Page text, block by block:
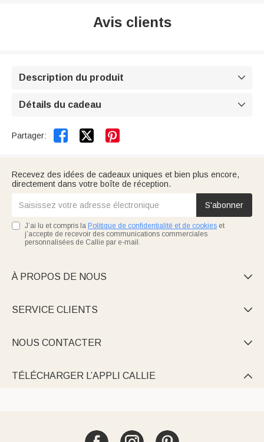
Avis clients
Description du produit 
Détails du cadeau 
Partager:  
Recevez des idées de cadeaux uniques et bien plus encore,
directement dans votre boîte de réception.
S'abonner
J’ai lu et compris la Politique de confidentialité et de cookies et
j’accepte de recevoir des communications commerciales
personnalisées de Callie par e-mail.
À PROPOS DE NOUS 
SERVICE CLIENTS 
NOUS CONTACTER 
TÉLÉCHARGER L’APPLI CALLIE 